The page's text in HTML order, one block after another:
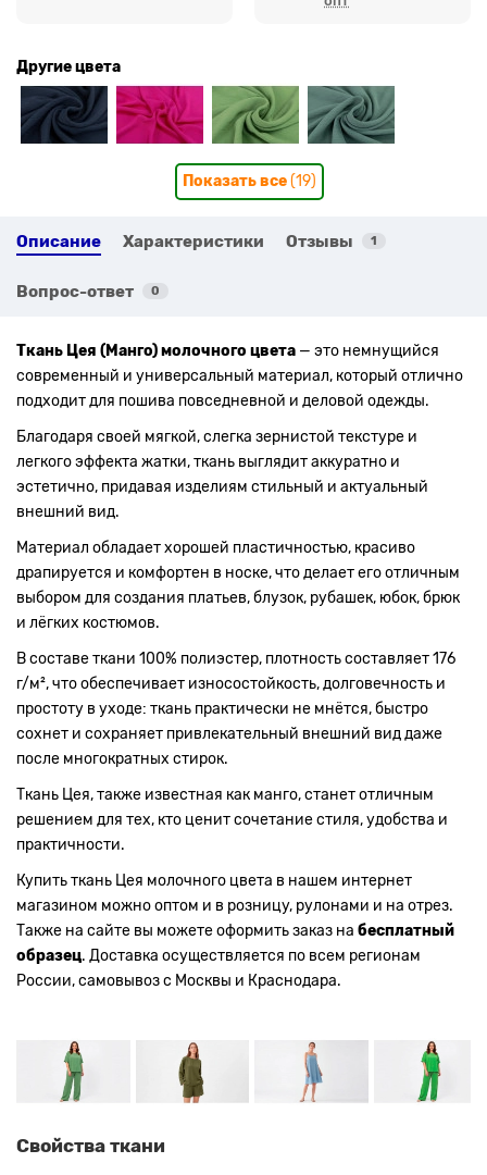
Другие цвета
Показать все(19)
Описание Характеристики Отзывы 1
Вопрос-ответ 0
Ткань Цея (Манго) молочного цвета — это немнущийся
современный и универсальный материал, который отлично
подходит для пошива повседневной и деловой одежды.
Благодаря своей мягкой, слегка зернистой текстуре и
легкого эффекта жатки, ткань выглядит аккуратно и
эстетично, придавая изделиям стильный и актуальный
внешний вид.
Материал обладает хорошей пластичностью, красиво
драпируется и комфортен в носке, что делает его отличным
выбором для создания платьев, блузок, рубашек, юбок, брюк
и лёгких костюмов.
В составе ткани 100% полиэстер, плотность составляет 176
г/м², что обеспечивает износостойкость, долговечность и
простоту в уходе: ткань практически не мнётся, быстро
сохнет и сохраняет привлекательный внешний вид даже
после многократных стирок.
Ткань Цея, также известная как манго, станет отличным
решением для тех, кто ценит сочетание стиля, удобства и
практичности.
Купить ткань Цея молочного цвета в нашем интернет
магазином можно оптом и в розницу, рулонами и на отрез.
Также на сайте вы можете оформить заказ на бесплатный
образец. Доставка осуществляется по всем регионам
России, самовывоз с Москвы и Краснодара.
Свойства ткани